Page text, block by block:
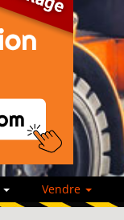
Vendre